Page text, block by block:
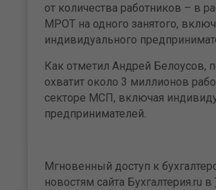
от количества работников – в
МРОТ на одного занятого,
индивидуального
Как отметил Андрей Белоусов,
охватит около 3 миллионов
секторе МСП, включая
предпринимателей.
Мгновенный доступ к
новостям сайта Бухгалтерия.ru в